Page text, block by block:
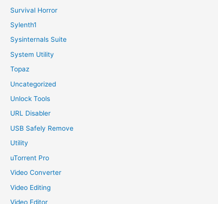
Survival Horror
Sylenth1
Sysinternals Suite
System Utility
Topaz
Uncategorized
Unlock Tools
URL Disabler
USB Safely Remove
Utility
uTorrent Pro
Video Converter
Video Editing
Video Editor